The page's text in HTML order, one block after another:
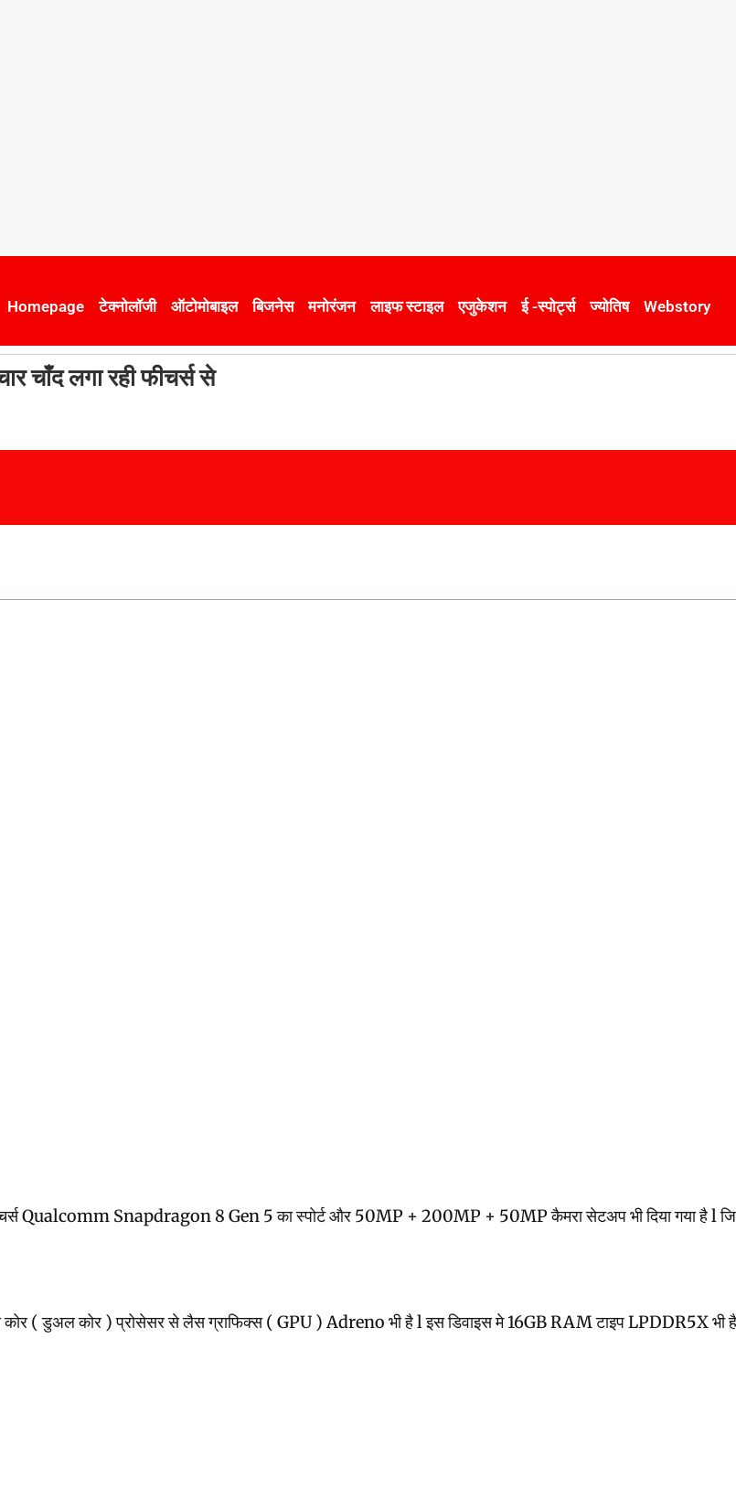
Homepage टेक्नोलॉजी ऑटोमोबाइल बिजनेस मनोरंजन लाइफ स्टाइल एजुकेशन ई -स्पोर्ट्स ज्योतिष Webstory
चाँद लगा रही फीचर्स से
Qualcomm Snapdragon 8 Gen 5 का स्पोर्ट और 50MP + 200MP + 50MP कैमरा सेटअप भी दिया गया है l
कोर ) प्रोसेसर से लैस ग्राफिक्स ( GPU ) Adreno भी है l इस डिवाइस मे 16GB RAM टाइप LPDDR5X भी है l